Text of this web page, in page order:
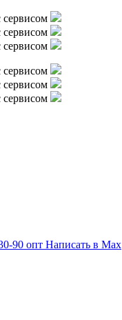
сервисом
сервисом
сервисом
сервисом
сервисом
сервисом
90 опт Написать в Max